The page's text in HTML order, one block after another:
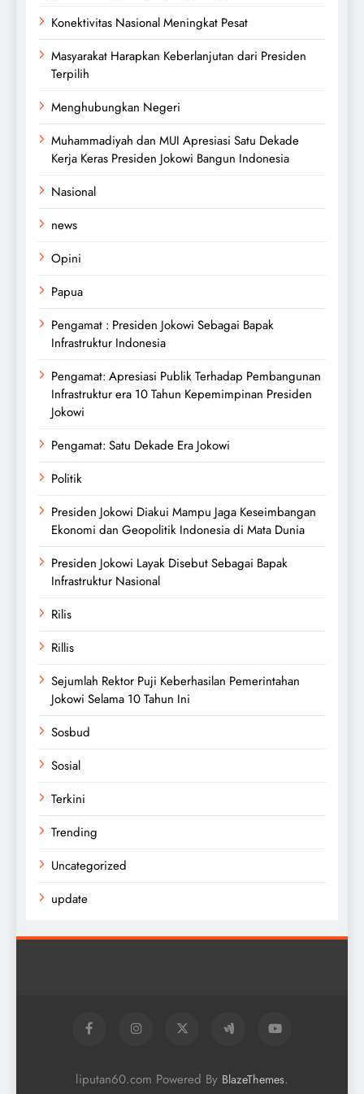
Konektivitas Nasional Meningkat Pesat
Masyarakat Harapkan Keberlanjutan dari Presiden
Terpilih
Menghubungkan Negeri
Muhammadiyah dan MUI Apresiasi Satu Dekade
Kerja Keras Presiden Jokowi Bangun Indonesia
Nasional
news
Opini
Papua
Pengamat : Presiden Jokowi Sebagai Bapak
Infrastruktur Indonesia
Pengamat: Apresiasi Publik Terhadap Pembangunan
Infrastruktur era 10 Tahun Kepemimpinan Presiden
Jokowi
Pengamat: Satu Dekade Era Jokowi
Politik
Presiden Jokowi Diakui Mampu Jaga Keseimbangan
Ekonomi dan Geopolitik Indonesia di Mata Dunia
Presiden Jokowi Layak Disebut Sebagai Bapak
Infrastruktur Nasional
Rilis
Rillis
Sejumlah Rektor Puji Keberhasilan Pemerintahan
Jokowi Selama 10 Tahun Ini
Sosbud
Sosial
Terkini
Trending
Uncategorized
update
liputan60.com Powered By BlazeThemes.